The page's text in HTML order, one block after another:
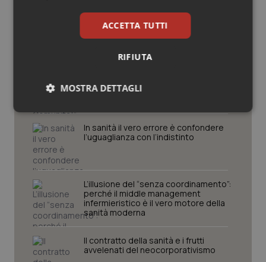
Tumori gastrointestinali
Vaccini
Potrebbe interessarti in
Calabria
giusta campagna promozionale delle
In sanità il vero errore è confondere
l’uguaglianza con l’indistinto
L’illusione del “senza coordinamento”:
perché il middle management
infermieristico è il vero motore della
sanità moderna
Il contratto della sanità e i frutti
avvelenati del neocorporativismo
ACCETTA TUTTI
RIFIUTA
MOSTRA DETTAGLI
Necessari Statistici Marketing
Necessari Statistici Marketing
I cookie necessari contribuiscono a rendere fruibile il
sito web abilitandone funzionalità di base quali la
navigazione sulle pagine e l'accesso alle aree
protette del sito. Il sito web non è in grado di
funzionare correttamente senza questi cookie.